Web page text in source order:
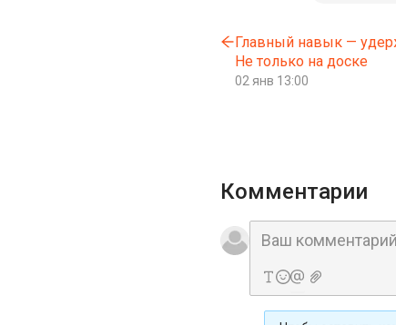
Главный навык —
Не только на доске
02 янв 13:00
Комментарии